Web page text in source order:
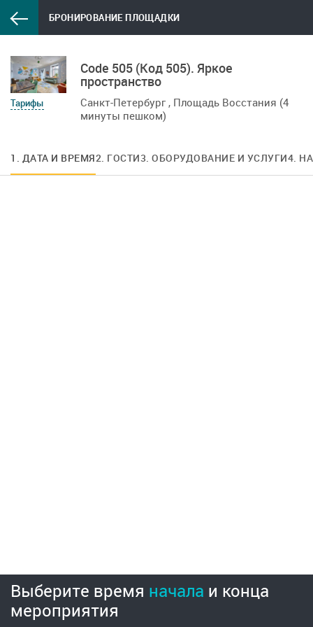
БРОНИРОВАНИЕ ПЛОЩАДКИ
Выберите время начала и конца
мероприятия
Тарифы
Code 505 (Код 505). Яркое
пространство
Санкт-Петербург , Площадь Восстания (4
минуты пешком)
1. ДАТА И ВРЕМЯ2. ГОСТИ3. ОБОРУДОВАНИЕ И УСЛУГИ4.